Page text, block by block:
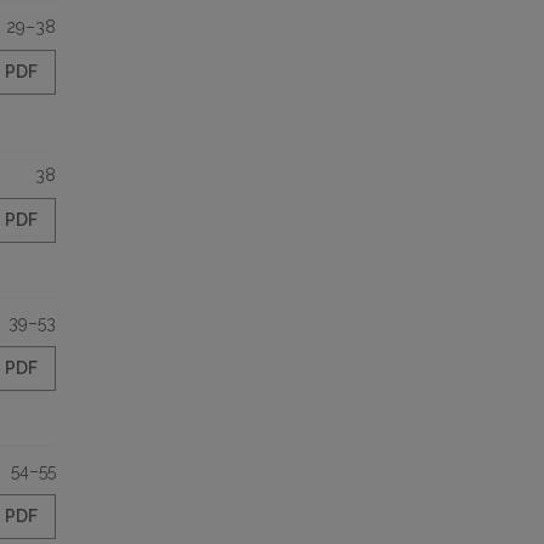
29–38
PDF
38
PDF
39–53
PDF
54–55
PDF